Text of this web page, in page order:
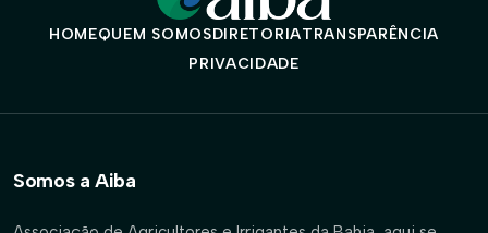
HOMEQUEM SOMOSDIRETORIATRANSPARÊNCIA
PRIVACIDADE
Somos a Aiba